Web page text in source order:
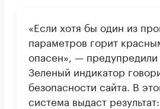
«Если хотя бы один из
параметров горит
опасен», — предупредили
Зеленый индикатор
безопасности сайта. В
система выдаст